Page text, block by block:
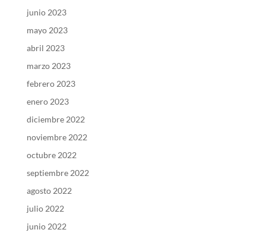
junio 2023
mayo 2023
abril 2023
marzo 2023
febrero 2023
enero 2023
diciembre 2022
noviembre 2022
octubre 2022
septiembre 2022
agosto 2022
julio 2022
junio 2022